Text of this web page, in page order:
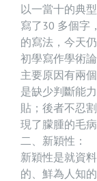
以一當十的典
寫了30 多個字
的寫法，今天
初學寫作學術
主要原因有兩
是缺少判斷能
貼；後者不忍
現了朦腫的毛病
二、新穎性：
新穎性是就資
的、鮮為人知